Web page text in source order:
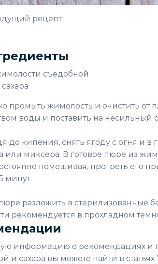
рецепт
съедобной
промыть жимолость и очистить от
воды и поставить на несильный
до кипения, снять ягоду с огня и
или миксера. В готовое пюре из
помешивая, прогреть его
минут.
разложить в стерилизованные
рекомендуется в прохладном
информацию о рекомендациях и
и сахара вы можете найти в